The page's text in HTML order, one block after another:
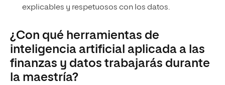
explicables y respetuosos con los datos.
¿Con qué herramientas de
inteligencia artificial aplicada a las
finanzas y datos trabajarás durante
la maestría?